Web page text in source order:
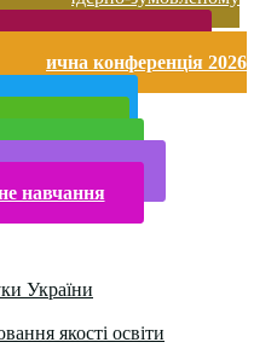
конференція 2026
навчання
України
якості освіти